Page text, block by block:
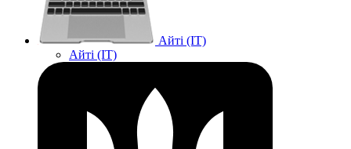
Айті (IT)
Айті (IT)